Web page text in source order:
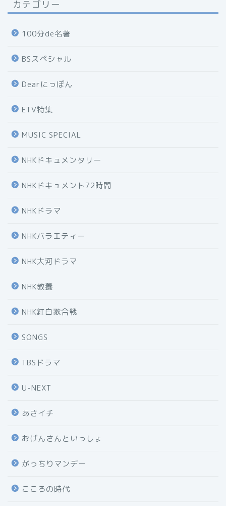
カテゴリー
100分de名著
BSスペシャル
Dearにっぽん
ETV特集
MUSIC SPECIAL
NHKドキュメンタリー
NHKドキュメント72時間
NHKドラマ
NHKバラエティー
NHK大河ドラマ
NHK教養
NHK紅白歌合戦
SONGS
TBSドラマ
U-NEXT
あさイチ
おげんさんといっしょ
がっちりマンデー
こころの時代